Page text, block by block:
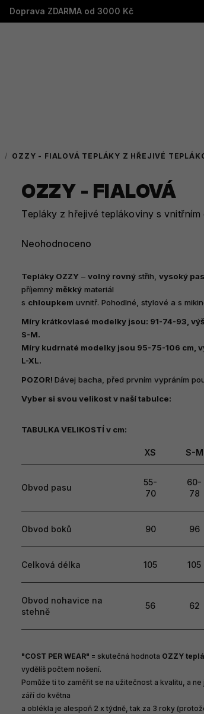
Doprava ZDARMA od 3000 Kč
/ OZZY - FIALOVÁ TEPLÁKY Z HŘEJIVÉ
OZZY - FIALOVÁ
Tepláky z hřejivé teplákoviny s vnitřním
Průměrné
je
0,0
z
5
hvězdiček.
Neohodnoceno
Tepláky OZZY –volný rovný střih,vysoký
příjemný měkký materiál
s chloupkem uvnitř. Pohodlné, stylové a s
Míry krátkovlasé modelky jsou: 91-74-93,
S-M.
Míry kudrnaté modelky jsou 95-75-106 cm,
L-XL.
POZOR!Dávej bacha, před prvním vypráním
Vyber si svou velikost v naší tabulce:
TABULKA VELIKOSTÍ v cm:
XS S-M
Obvod pasu
55-
70
60-
78
Obvod boků 90 96
Celková délka 105 105
Obvod nohavice na
stehně
56 62
"COST PER WEAR" = skutečná hodnota OZZY
vydělíš počtem nošení.
Pomůže ti to zaměřit se na užitečnost a kvalitu, a
září do května
a oblékla je alespoň 2 x týdně, tak za 3 roky